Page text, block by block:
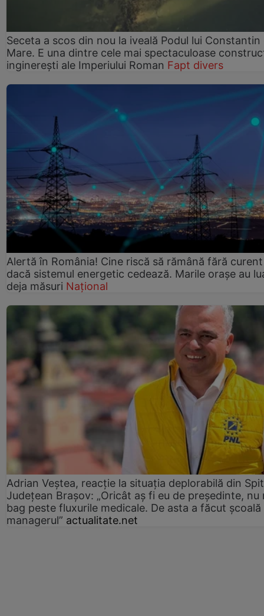
Seceta a scos din nou la iveală Podul lui Constantin
Mare. E una dintre cele mai spectaculoase
inginerești ale Imperiului Roman Fapt divers
Alertă în România! Cine riscă să rămână fără curent
dacă sistemul energetic cedează. Marile orașe au
deja măsuri Național
Adrian Veștea, reacție la situația deplorabilă din
Județean Brașov: „Oricât aș fi eu de președinte, nu
bag peste fluxurile medicale. De asta a făcut școală
managerul” actualitate.net